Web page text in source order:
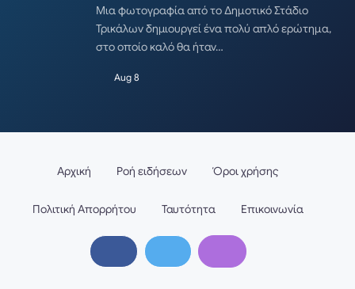
Μια φωτογραφία από το Δημοτικό Στάδιο
Τρικάλων δημιουργεί ένα πολύ απλό ερώτημα,
στο οποίο καλό θα ήταν…
Aug 8
Αρχική Ροή ειδήσεων Όροι χρήσης
Πολιτική Απορρήτου Ταυτότητα Επικοινωνία